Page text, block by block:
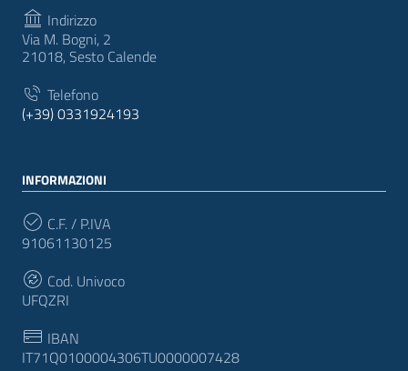
Indirizzo
Via M. Bogni, 2
21018, Sesto Calende
Telefono
(+39) 0331924193
INFORMAZIONI
C.F. / P.IVA
91061130125
Cod. Univoco
UFQZRI
IBAN
IT71Q0100004306TU0000007428